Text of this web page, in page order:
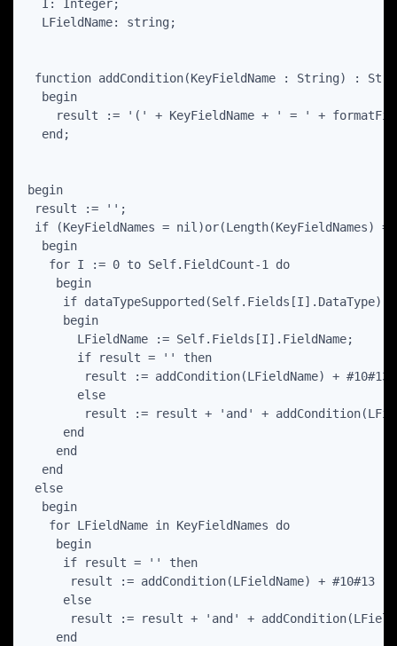
  I: Integer;
  LFieldName: string;
function addCondition(KeyFieldName : String) :
  begin
result := '(' + KeyFieldName + ' = ' +
  end;
begin
result := '';
if (KeyFieldNames = nil)or(Length(KeyFieldNames)
  begin
   for I := 0 to Self.FieldCount-1 do
    begin
if dataTypeSupported(Self.Fields[I].DataType)
     begin
       LFieldName := Self.Fields[I].FieldName;
       if result = '' then
        result := addCondition(LFieldName) + #10#13
       else
result := result + 'and' +
     end
    end
  end
else
  begin
   for LFieldName in KeyFieldNames do
    begin
     if result = '' then
      result := addCondition(LFieldName) + #10#13
     else
result := result + 'and' +
    end